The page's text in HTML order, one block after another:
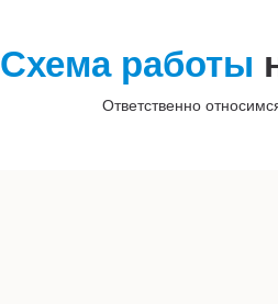
Схема работы
Ответственно